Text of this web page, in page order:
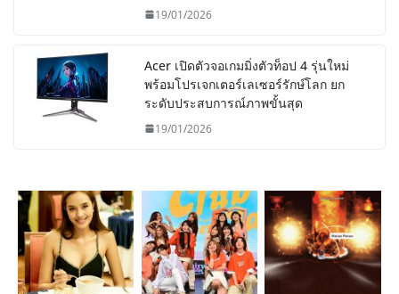
19/01/2026
Acer เปิดตัวจอเกมมิ่งตัวท็อป 4 รุ่นใหม่
พร้อมโปรเจกเตอร์เลเซอร์รักษ์โลก ยก
ระดับประสบการณ์ภาพขั้นสุด
19/01/2026